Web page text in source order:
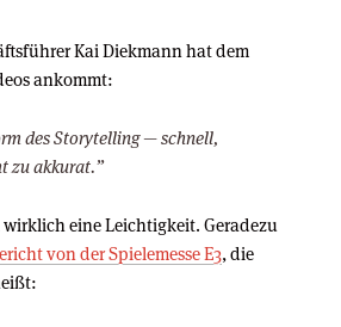
Kai Diekmann hat dem
ankommt:
des Storytelling — schnell,
zu akkurat.”
eine Leichtigkeit. Geradezu
von der Spielemesse E3, die